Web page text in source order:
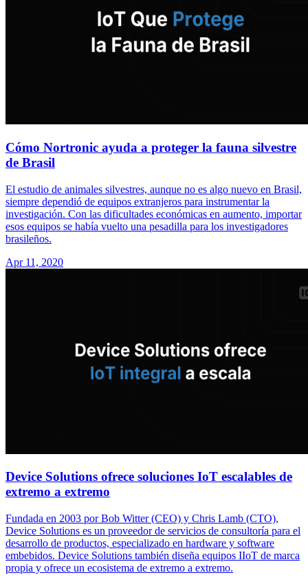
Cómo Nortronic ayuda a proteger la fauna silvestre
de Brasil
El estudio de animales silvestres, aunque no es algo nuevo en Brasil,
siempre dependió de equipos extranjeros para instrumentar la
investigación. Con las dificultades económicas en aumento, importar
esos equipos se había vuelto una pesadilla para los investigadores
brasileños.
Apr 11, 2020
Device Solutions ofrece soluciones IoT escalables de
extremo a extremo
Fundada en 2003 por Bob Witter (CEO) y Chris Lamb (CTO),
Device Solutions es un proveedor de servicios de consultoría para el
desarrollo de productos, especializado en hardware y software
embebidos. Device Solutions también diseña equipos IIoT de marca
propia y ofrece un ecosistema de extremo a extremo.